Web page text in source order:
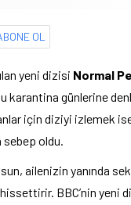
OL
yeni dizisi Normal
karantina günlerine
için diziyi izlemek
sebep oldu.
ailenizin yanında
BBC’nin yeni